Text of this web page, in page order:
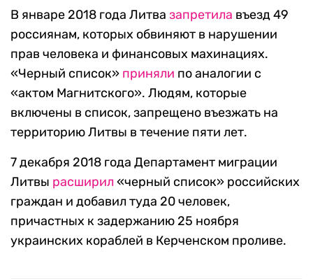
В январе 2018 года Литва запретила въезд 49
россиянам, которых обвиняют в нарушении
прав человека и финансовых махинациях.
«Черный список» приняли по аналогии с
«актом Магнитского». Людям, которые
включены в список, запрещено въезжать на
территорию Литвы в течение пяти лет.
7 декабря 2018 года Департамент миграции
Литвы расширил «черный список» российских
граждан и добавил туда 20 человек,
причастных к задержанию 25 ноября
украинских кораблей в Керченском проливе.